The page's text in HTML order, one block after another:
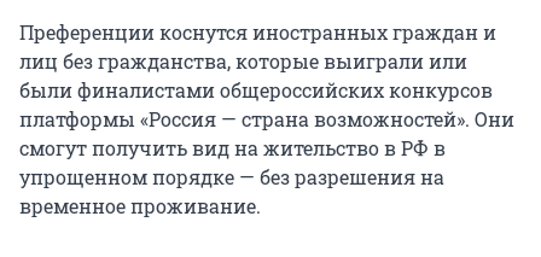
Преференции коснутся иностранных граждан и
лиц без гражданства, которые выиграли или
были финалистами общероссийских конкурсов
платформы «Россия — страна возможностей». Они
смогут получить вид на жительство в РФ в
упрощенном порядке — без разрешения на
временное проживание.